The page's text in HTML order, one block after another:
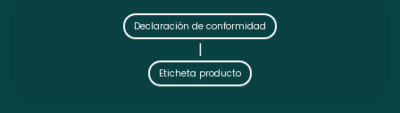
Declaración de conformidad
|
Eticheta producto